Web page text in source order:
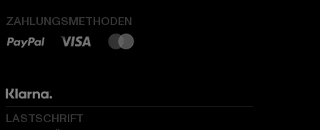
ZAHLUNGSMETHODEN
LASTSCHRIFT